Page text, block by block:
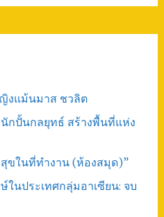
งแม้นมาส ชวลิต
กปั้นกลยุทธ์ สร้างพื้นที่แห่ง
ขในที่ทำงาน (ห้องสมุด)”
ในประเทศกลุ่มอาเซียน: จบ